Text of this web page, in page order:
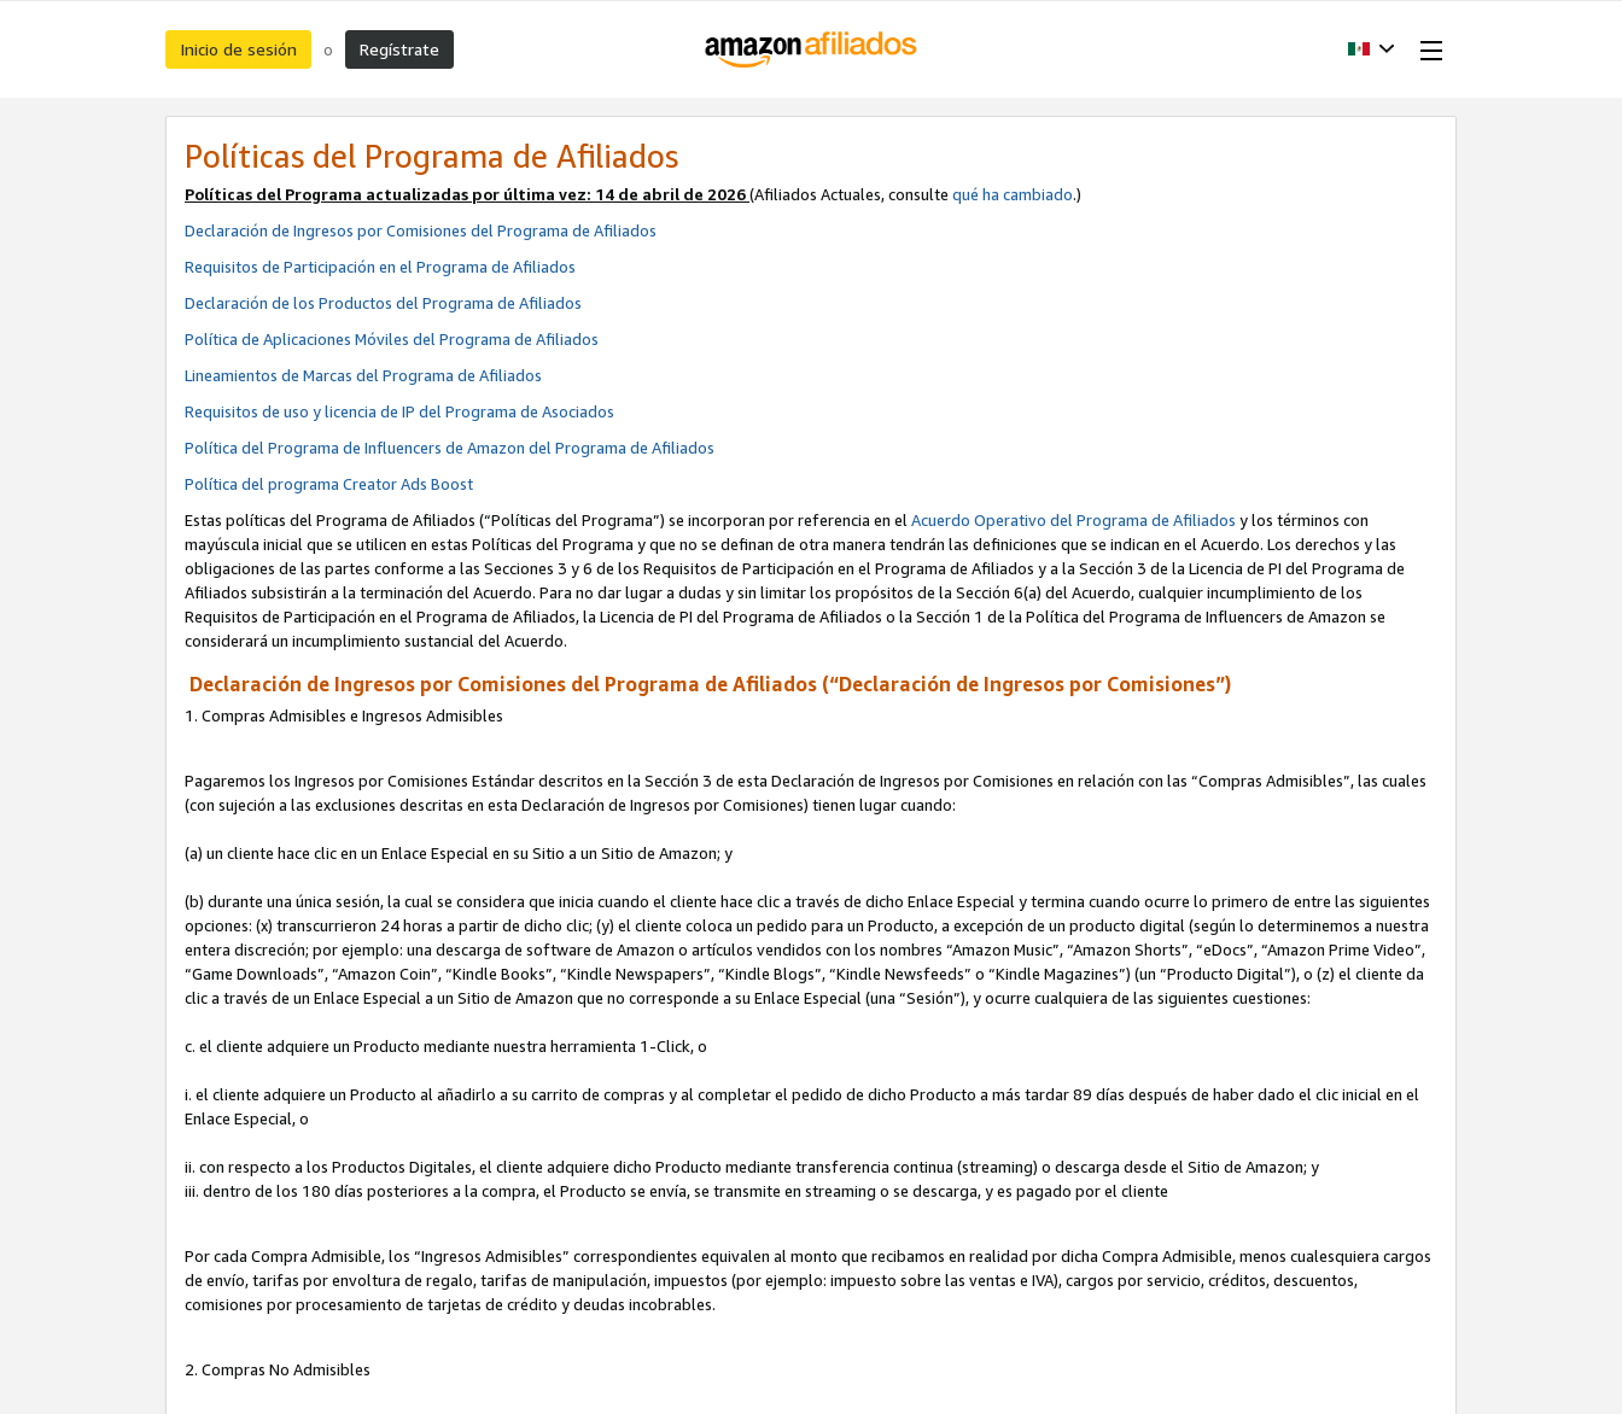
Inicio de sesión o Regístrate
Políticas del Programa de Afiliados
Políticas del Programa actualizadas por última vez: 14 de abril de 2026(Afiliados Actuales, consulte qué ha cambiado.)
Declaración de Ingresos por Comisiones del Programa de Afiliados
Requisitos de Participación en el Programa de Afiliados
Declaración de los Productos del Programa de Afiliados
Política de Aplicaciones Móviles del Programa de Afiliados
Lineamientos de Marcas del Programa de Afiliados
Requisitos de uso y licencia de IP del Programa de Asociados
Política del Programa de Influencers de Amazon del Programa de Afiliados
Política del programa Creator Ads Boost
Estas políticas del Programa de Afiliados (“Políticas del Programa”) se incorporan por referencia en elAcuerdo Operativo del Programa de Afiliados y los términos con
mayúscula inicial que se utilicen en estas Políticas del Programa y que no se definan de otra manera tendrán las definiciones que se indican en el Acuerdo. Los derechos y las
obligaciones de las partes conforme a las Secciones 3 y 6 de los Requisitos de Participación en el Programa de Afiliados y a la Sección 3 de la Licencia de PI del Programa de
Afiliados subsistirán a la terminación del Acuerdo. Para no dar lugar a dudas y sin limitar los propósitos de la Sección 6(a) del Acuerdo, cualquier incumplimiento de los
Requisitos de Participación en el Programa de Afiliados, la Licencia de PI del Programa de Afiliados o la Sección 1 de la Política del Programa de Influencers de Amazon se
considerará un incumplimiento sustancial del Acuerdo.
Declaración de Ingresos por Comisiones del Programa de Afiliados (“Declaración de Ingresos por Comisiones”)
1. Compras Admisibles e Ingresos Admisibles
Pagaremos los Ingresos por Comisiones Estándar descritos en la Sección 3 de esta Declaración de Ingresos por Comisiones en relación con las “Compras Admisibles”, las cuales
(con sujeción a las exclusiones descritas en esta Declaración de Ingresos por Comisiones) tienen lugar cuando:
(a) un cliente hace clic en un Enlace Especial en su Sitio a un Sitio de Amazon; y
(b) durante una única sesión, la cual se considera que inicia cuando el cliente hace clic a través de dicho Enlace Especial y termina cuando ocurre lo primero de entre las siguientes
opciones: (x) transcurrieron 24 horas a partir de dicho clic; (y) el cliente coloca un pedido para un Producto, a excepción de un producto digital (según lo determinemos a nuestra
entera discreción; por ejemplo: una descarga de software de Amazon o artículos vendidos con los nombres “Amazon Music”, “Amazon Shorts”, “eDocs”, “Amazon Prime Video”,
“Game Downloads”, “Amazon Coin”, “Kindle Books”, “Kindle Newspapers”, “Kindle Blogs”, “Kindle Newsfeeds” o “Kindle Magazines”) (un “Producto Digital”), o (z) el cliente da
clic a través de un Enlace Especial a un Sitio de Amazon que no corresponde a su Enlace Especial (una “Sesión”), y ocurre cualquiera de las siguientes cuestiones:
c. el cliente adquiere un Producto mediante nuestra herramienta 1-Click, o
i. el cliente adquiere un Producto al añadirlo a su carrito de compras y al completar el pedido de dicho Producto a más tardar 89 días después de haber dado el clic inicial en el
Enlace Especial, o
ii. con respecto a los Productos Digitales, el cliente adquiere dicho Producto mediante transferencia continua (streaming) o descarga desde el Sitio de Amazon; y
iii. dentro de los 180 días posteriores a la compra, el Producto se envía, se transmite en streaming o se descarga, y es pagado por el cliente
Por cada Compra Admisible, los “Ingresos Admisibles” correspondientes equivalen al monto que recibamos en realidad por dicha Compra Admisible, menos cualesquiera cargos
de envío, tarifas por envoltura de regalo, tarifas de manipulación, impuestos (por ejemplo: impuesto sobre las ventas e IVA), cargos por servicio, créditos, descuentos,
comisiones por procesamiento de tarjetas de crédito y deudas incobrables.
2. Compras No Admisibles